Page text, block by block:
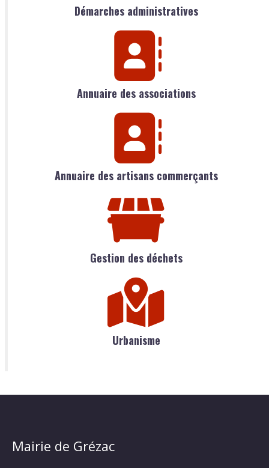
Démarches administratives
Annuaire des associations
Annuaire des artisans commerçants
Gestion des déchets
Urbanisme
Mairie de Grézac